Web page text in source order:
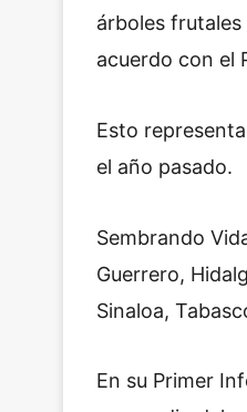
árboles
acuerdo con el
Esto
el año pasado.
Sembrando
Guerrero,
Sinaloa,
En su Primer